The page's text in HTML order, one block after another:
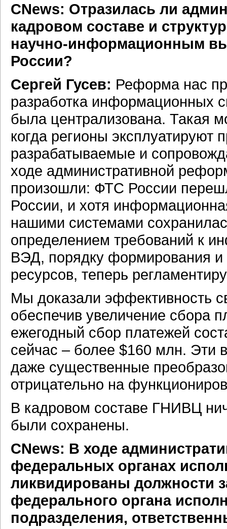
CNews: Отразилась ли
кадровом составе и
научно-информационным
России?
Сергей Гусев: Реформа нас
разработка информационных
была централизована. Такая
когда регионы эксплуатируют
разрабатываемые и
ходе административной
произошли: ФТС России
России, и хотя
нашими системами
определением требований к
ВЭД, порядку формирования
ресурсов, теперь
Мы доказали эффективность
обеспечив увеличение сбора
ежегодный сбор платежей
сейчас – более $160 млн. Эти
даже существенные
отрицательно на
В кадровом составе ГНИВЦ
были сохранены.
CNews: В ходе
федеральных органах
ликвидированы должности
федерального органа
подразделения,